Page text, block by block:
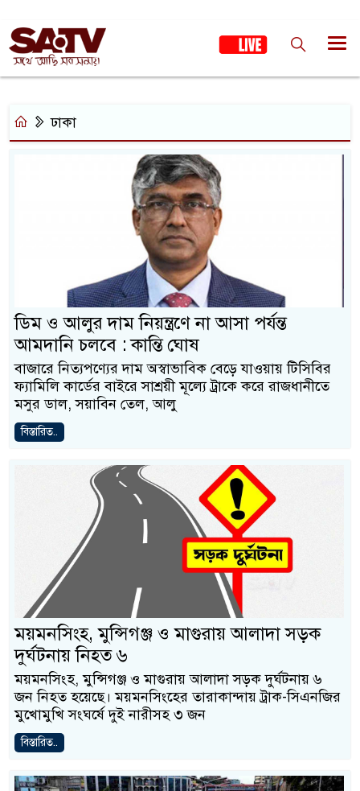
ঢাকা
ডিম ও আলুর দাম নিয়ন্ত্রণে না আসা পর্যন্ত
আমদানি চলবে : কান্তি ঘোষ
বাজারে নিত্যপণ্যের দাম অস্বাভাবিক বেড়ে যাওয়ায় টিসিবির
ফ্যামিলি কার্ডের বাইরে সাশ্রয়ী মূল্যে ট্রাকে করে রাজধানীতে
মসুর ডাল, সয়াবিন তেল, আলু
বিস্তারিত..
ময়মনসিংহ, মুন্সিগঞ্জ ও মাগুরায় আলাদা সড়ক
দুর্ঘটনায় নিহত ৬
ময়মনসিংহ, মুন্সিগঞ্জ ও মাগুরায় আলাদা সড়ক দুর্ঘটনায় ৬
জন নিহত হয়েছে। ময়মনসিংহের তারাকান্দায় ট্রাক-সিএনজির
মুখোমুখি সংঘর্ষে দুই নারীসহ ৩ জন
বিস্তারিত..